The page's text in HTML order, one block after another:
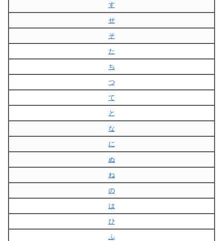
す
せ
そ
た
ち
つ
て
と
な
に
ぬ
ね
の
は
ひ
ふ